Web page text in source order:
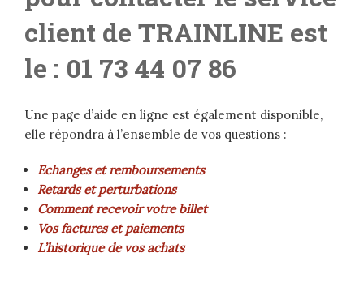
client de TRAINLINE est
le : 01 73 44 07 86
Une page d’aide en ligne est également disponible,
elle répondra à l’ensemble de vos questions :
Echanges et remboursements
Retards et perturbations
Comment recevoir votre billet
Vos factures et paiements
L’historique de vos achats